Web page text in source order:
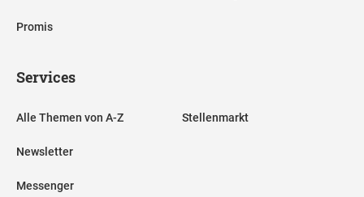
Promis
Services
Alle Themen von A-Z
Newsletter
Messenger
Stellenmarkt